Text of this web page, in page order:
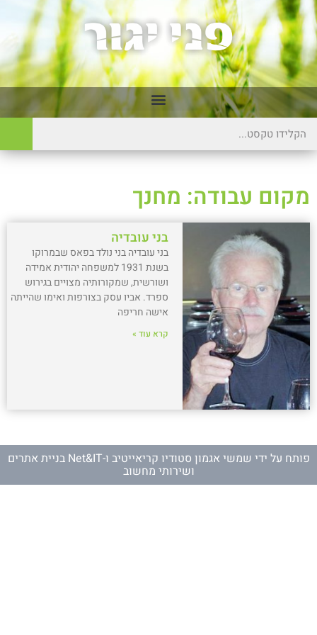
מקום עבודה: מחנך
בני עובדיה
בני עובדיה בני נולד בפאס שבמרוקו
בשנת 1931 למשפחה יהודית אמידה
ושורשית, שמקורותיה מצויים בגירוש
ספרד. אביו עסק בצורפות ואימו שהייתה
אישה חריפה
קרא עוד »
פותח על ידי שמשי אגמון סטודיו קריאייטיב ו- Net&IT בניית אתרים
ושירותי מחשוב